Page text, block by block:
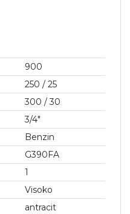
900
250 / 25
300 / 30
3/4″
Benzin
G390FA
1
Visoko
antracit